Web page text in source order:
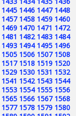
1445 1446 1447 1448
1457 1458 1459 1460
1469 1470 1471 1472
1481 1482 1483 1484
1493 1494 1495 1496
1505 1506 1507 1508
1517 1518 1519 1520
1529 1530 1531 1532
1541 1542 1543 1544
1553 1554 1555 1556
1565 1566 1567 1568
1577 1578 1579 1580